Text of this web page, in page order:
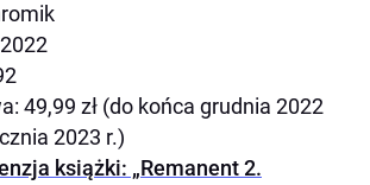
49,99 zł (do końca grudnia 2022
2023 r.)
książki: „Remanent 2.